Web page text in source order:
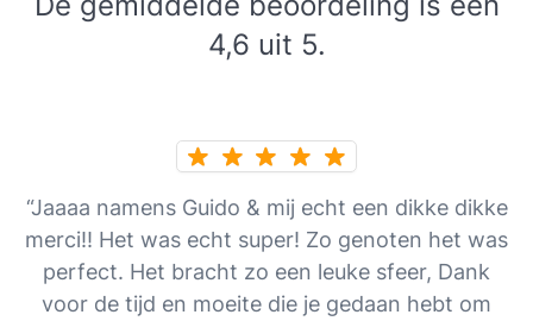
4,6 uit 5.
“Jaaaa namens Guido & mij echt een dikke dikke
merci!! Het was echt super! Zo genoten het was
perfect. Het bracht zo een leuke sfeer, Dank
voor de tijd en moeite die je gedaan hebt om